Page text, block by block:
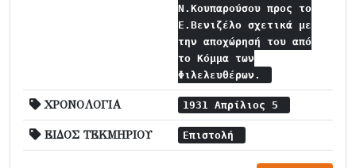
Ν.Κουπαρούσου προς το
Ε.Βενιζέλο σχετικά με
την αποχώρησή του από
το Κόμμα των
Φιλελευθέρων.
ΧΡΟΝΟΛΟΓΙΑ 1931 Απρίλιος 5
ΕΙΔΟΣ ΤΕΚΜΗΡΙΟΥ Επιστολή